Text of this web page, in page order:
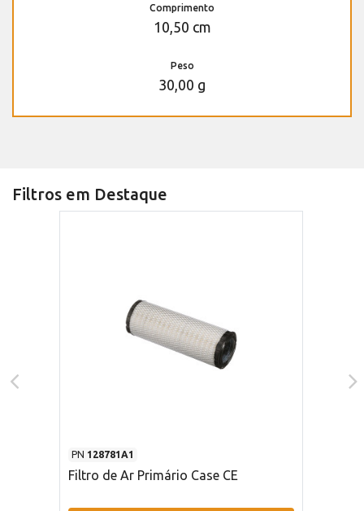
Comprimento
10,50 cm
Peso
30,00 g
Filtros em Destaque
PN 128781A1
Filtro de Ar Primário Case CE